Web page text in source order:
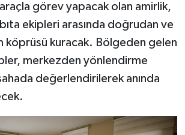
görev yapacak olan amirlik,
ekipleri arasında doğrudan ve
köprüsü kuracak. Bölgeden gelen
merkezden yönlendirme
değerlendirilerek anında